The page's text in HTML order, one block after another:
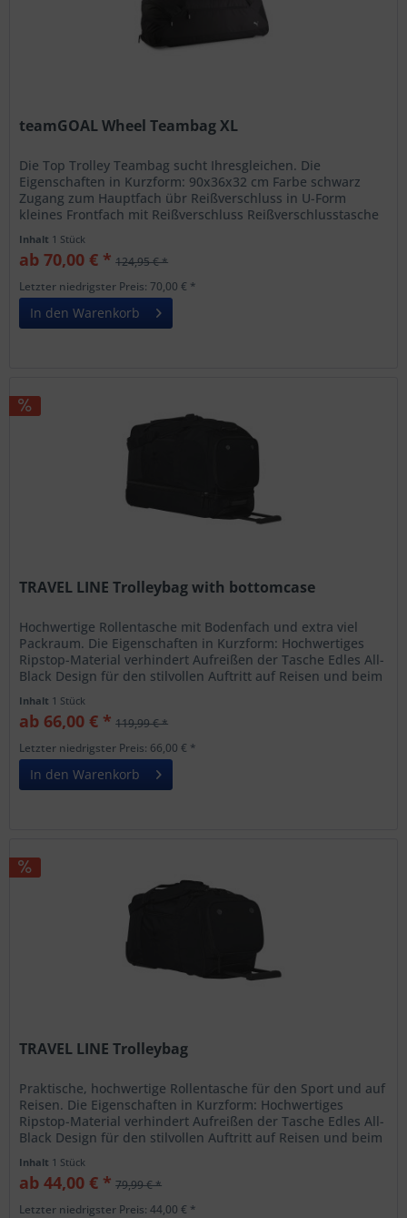
teamGOAL Wheel Teambag XL
Die Top Trolley Teambag sucht Ihresgleichen. Die
Eigenschaften in Kurzform: 90x36x32 cm Farbe schwarz
Zugang zum Hauptfach übr Reißverschluss in U-Form
kleines Frontfach mit Reißverschluss Reißverschlusstasche
Inhalt 1 Stück
ab 70,00 € * 124,95 € *
Letzter niedrigster Preis: 70,00 € *
In den Warenkorb
TRAVEL LINE Trolleybag with bottomcase
Hochwertige Rollentasche mit Bodenfach und extra viel
Packraum. Die Eigenschaften in Kurzform: Hochwertiges
Ripstop-Material verhindert Aufreißen der Tasche Edles All-
Black Design für den stilvollen Auftritt auf Reisen und beim
Inhalt 1 Stück
ab 66,00 € * 119,99 € *
Letzter niedrigster Preis: 66,00 € *
In den Warenkorb
TRAVEL LINE Trolleybag
Praktische, hochwertige Rollentasche für den Sport und auf
Reisen. Die Eigenschaften in Kurzform: Hochwertiges
Ripstop-Material verhindert Aufreißen der Tasche Edles All-
Black Design für den stilvollen Auftritt auf Reisen und beim
Inhalt 1 Stück
ab 44,00 € * 79,99 € *
Letzter niedrigster Preis: 44,00 € *